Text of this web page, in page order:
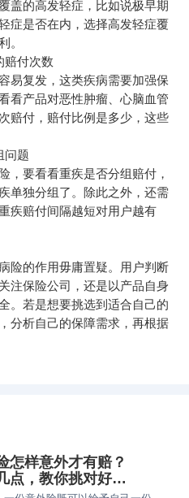
盖的高发轻症，比如说极早期
症是否在内，选择高发轻症覆
。
付次数
复发，这类疾病需要加强保
看产品对恶性肿瘤、心脑血管
赔付，赔付比例是多少，这些
题
要看看重疾是否分组赔付，
单独分组了。除此之外，还需
疾赔付间隔越短对用户越有
病险的作用毋庸置疑。用户判断
注保险公司，还是以产品自身
。若是想要挑选到适合自己的
分析自己的保障需求，再根据
怎样意外才有赔？
点，教你挑对好产